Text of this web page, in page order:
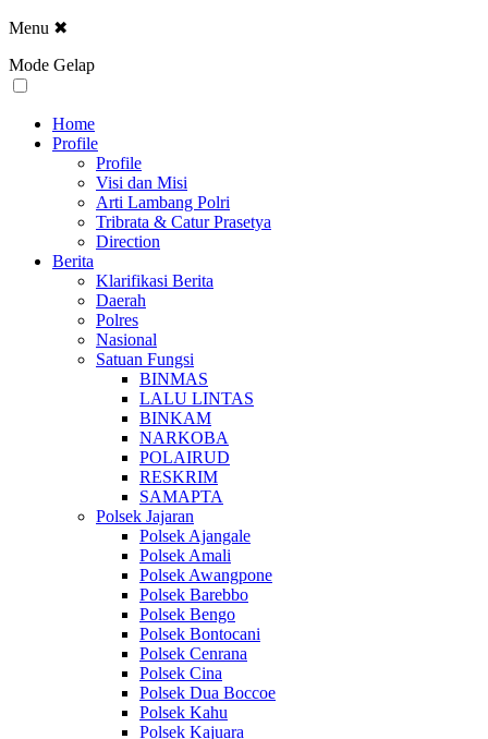
Menu ✖
Mode Gelap
Home
Profile
Profile
Visi dan Misi
Arti Lambang Polri
Tribrata & Catur Prasetya
Direction
Berita
Klarifikasi Berita
Daerah
Polres
Nasional
Satuan Fungsi
BINMAS
LALU LINTAS
BINKAM
NARKOBA
POLAIRUD
RESKRIM
SAMAPTA
Polsek Jajaran
Polsek Ajangale
Polsek Amali
Polsek Awangpone
Polsek Barebbo
Polsek Bengo
Polsek Bontocani
Polsek Cenrana
Polsek Cina
Polsek Dua Boccoe
Polsek Kahu
Polsek Kajuara